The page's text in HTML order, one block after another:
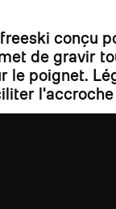
conçu
de gravir
le poignet.